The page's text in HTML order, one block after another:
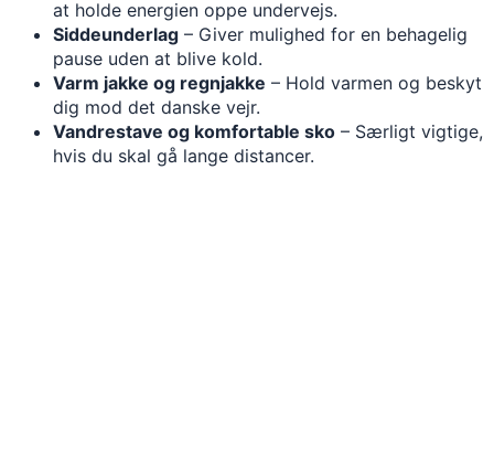
at holde energien oppe undervejs.
Siddeunderlag – Giver mulighed for en behagelig
pause uden at blive kold.
Varm jakke og regnjakke – Hold varmen og beskyt
dig mod det danske vejr.
Vandrestave og komfortable sko – Særligt vigtige,
hvis du skal gå lange distancer.